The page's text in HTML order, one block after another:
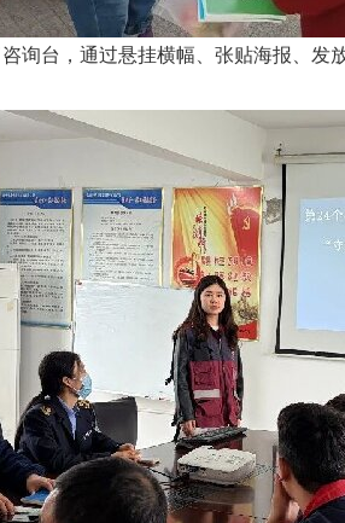
询台，通过悬挂横幅、张贴海报、